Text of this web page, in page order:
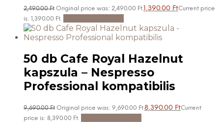
2,490.00Ft Original price was: 2,490.00 Ft.1,390.00 FtCurrent price
is: 1,390.00 Ft.
50 db Cafe Royal Hazelnut
kapszula – Nespresso
Professional kompatibilis
9,690.00Ft Original price was: 9,690.00 Ft.8,390.00 FtCurrent
price is: 8,390.00 Ft.